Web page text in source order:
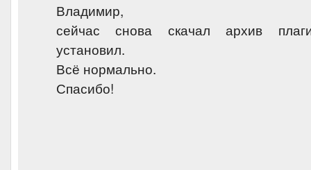
Владимир,
сейчас снова скачал архив
установил.
Всё нормально.
Спасибо!